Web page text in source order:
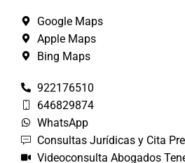
Google Maps
Apple Maps
Bing Maps
922176510
646829874
WhatsApp
Consultas Jurídicas y Cita
Videoconsulta Abogados